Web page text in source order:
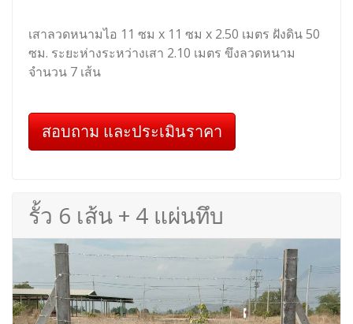
เสาลวดหนามไอ 11 ซม x 11 ซม x 2.50 เมตร ฝังดิน 50
ซม. ระยะห่างระหว่างเสา 2.10 เมตร ขึงลวดหนาม
จำนวน 7 เส้น
สอบถาม และประเมินราคา
รั้ว 6 เส้น + 4 แผ่นทึบ